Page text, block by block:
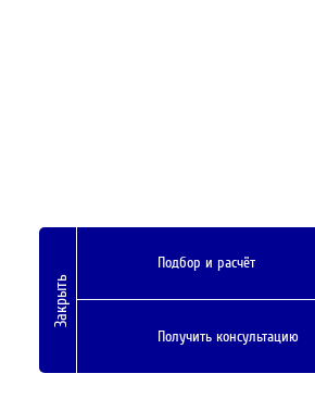
Закрыть
Подбор и расчёт
Получить консультацию